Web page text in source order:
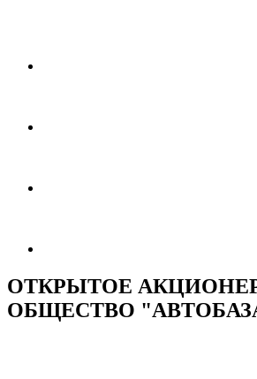
ОТКРЫТОЕ
ОБЩЕСТВО